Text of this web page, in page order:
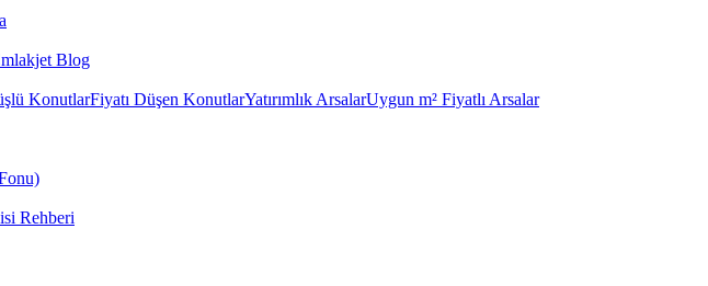
Blog
KonutlarFiyatı Düşen KonutlarYatırımlık ArsalarUygun m² Fiyatlı Arsalar
Rehberi